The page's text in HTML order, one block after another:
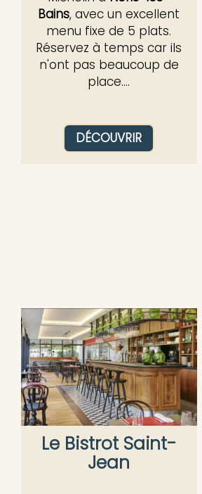
Bains, avec un excellent
menu fixe de 5 plats.
Réservez à temps car ils
n'ont pas beaucoup de
place....
DÉCOUVRIR
Le Bistrot Saint-
Jean